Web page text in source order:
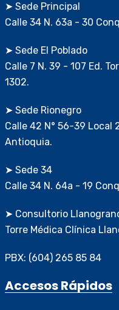
➤ Sede Principal
Calle 34 N. 63a - 30
➤ Sede El Poblado
Calle 7 N. 39 - 107 Ed.
1302.
➤ Sede Rionegro
Calle 42 N° 56-39 Local
Antioquia.
➤ Sede 34
Calle 34 N. 64a - 19
➤ Consultorio
Torre Médica Clínica
PBX: (604) 265 85 84
Accesos Rápidos